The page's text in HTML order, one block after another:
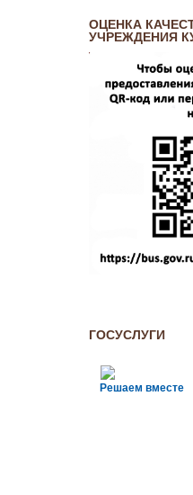
ОЦЕНКА
УЧРЕЖДЕНИЯ
ГОСУСЛУГИ
Решаем вместе